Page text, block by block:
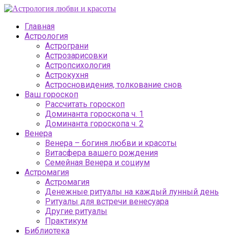
Главная
Астрология
Астрограни
Астрозарисовки
Астропсихология
Астрокухня
Астросновидения, толкование снов
Ваш гороскоп
Рассчитать гороскоп
Доминанта гороскопа ч. 1
Доминанта гороскопа ч. 2
Венера
Венера – богиня любви и красоты
Витасфера вашего рождения
Семейная Венера и социум
Астромагия
Астромагия
Денежные ритуалы на каждый лунный день
Ритуалы для встречи венесуара
Другие ритуалы
Практикум
Библиотека